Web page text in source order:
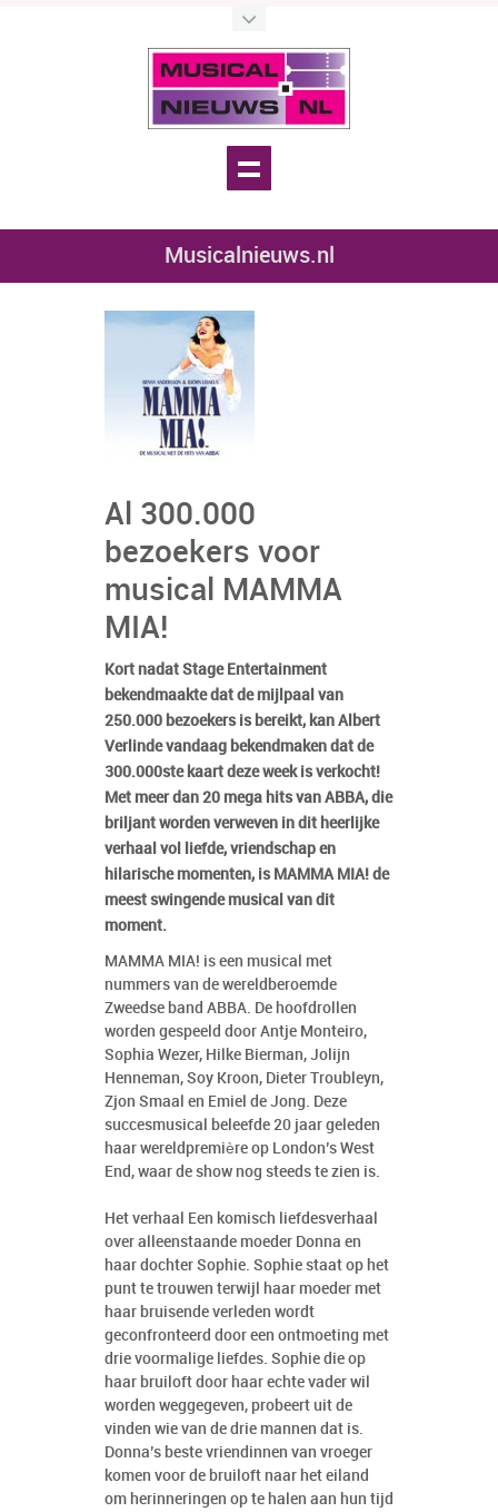
Musicalnieuws.nl
Al 300.000
bezoekers voor
musical MAMMA
MIA!
Kort nadat Stage Entertainment
bekendmaakte dat de mijlpaal van
250.000 bezoekers is bereikt, kan Albert
Verlinde vandaag bekendmaken dat de
300.000ste kaart deze week is verkocht!
Met meer dan 20 mega hits van ABBA, die
briljant worden verweven in dit heerlijke
verhaal vol liefde, vriendschap en
hilarische momenten, is MAMMA MIA! de
meest swingende musical van dit
moment.
MAMMA MIA! is een musical met
nummers van de wereldberoemde
Zweedse band ABBA. De hoofdrollen
worden gespeeld door Antje Monteiro,
Sophia Wezer, Hilke Bierman, Jolijn
Henneman, Soy Kroon, Dieter Troubleyn,
Zjon Smaal en Emiel de Jong. Deze
succesmusical beleefde 20 jaar geleden
haar wereldpremière op London’s West
End, waar de show nog steeds te zien is.
Het verhaal Een komisch liefdesverhaal
over alleenstaande moeder Donna en
haar dochter Sophie. Sophie staat op het
punt te trouwen terwijl haar moeder met
haar bruisende verleden wordt
geconfronteerd door een ontmoeting met
drie voormalige liefdes. Sophie die op
haar bruiloft door haar echte vader wil
worden weggegeven, probeert uit de
vinden wie van de drie mannen dat is.
Donna’s beste vriendinnen van vroeger
komen voor de bruiloft naar het eiland
om herinneringen op te halen aan hun tijd